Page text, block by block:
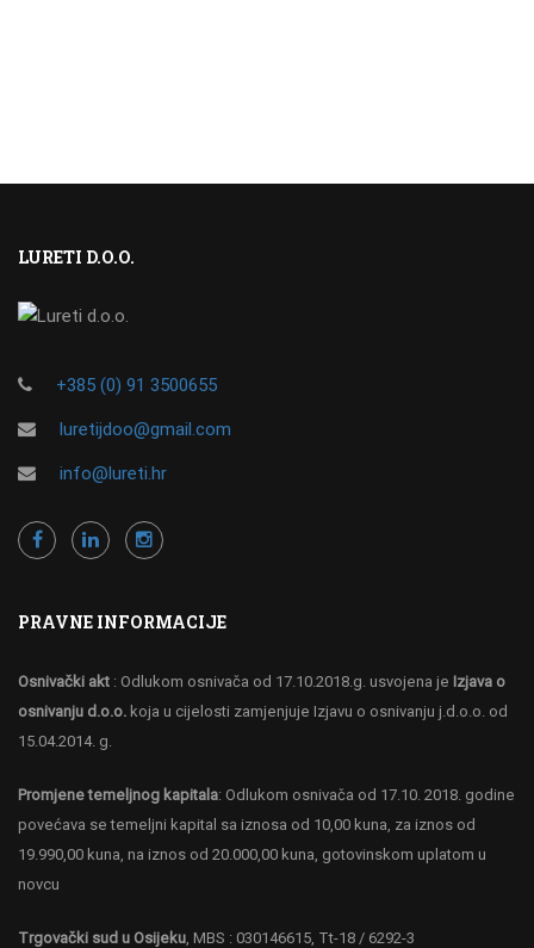
LURETI D.O.O.
+385 (0) 91 3500655
luretijdoo@gmail.com
info@lureti.hr
PRAVNE INFORMACIJE
Osnivački akt : Odlukom osnivača od 17.10.2018.g. usvojena je Izjava o
osnivanju d.o.o. koja u cijelosti zamjenjuje Izjavu o osnivanju j.d.o.o. od
15.04.2014. g.
Promjene temeljnog kapitala: Odlukom osnivača od 17.10. 2018. godine
povećava se temeljni kapital sa iznosa od 10,00 kuna, za iznos od
19.990,00 kuna, na iznos od 20.000,00 kuna, gotovinskom uplatom u
novcu
Trgovački sud u Osijeku, MBS : 030146615, Tt-18 / 6292-3